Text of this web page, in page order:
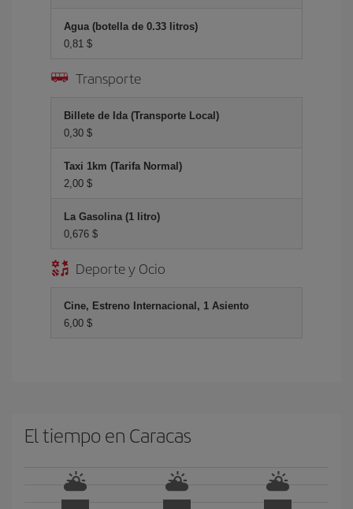
Agua (botella de 0.33 litros)
0,81 $
Transporte
Billete de Ida (Transporte Local)
0,30 $
Taxi 1km (Tarifa Normal)
2,00 $
La Gasolina (1 litro)
0,676 $
Deporte y Ocio
Cine, Estreno Internacional, 1 Asiento
6,00 $
El tiempo en Caracas